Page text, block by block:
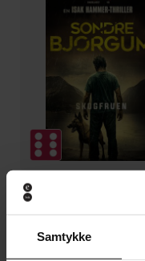
SamtykkeSkogfruen
Sondre H. Bjørgum